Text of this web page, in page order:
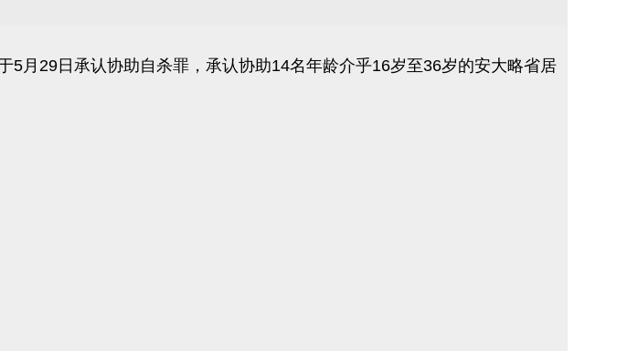
5月29日承认协助自杀罪，承认协助14名年龄介乎16岁至36岁的安大略省居